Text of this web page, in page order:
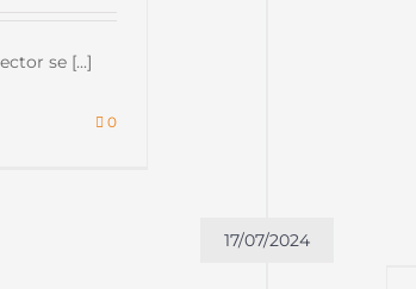
se [...]
0
17/07/2024